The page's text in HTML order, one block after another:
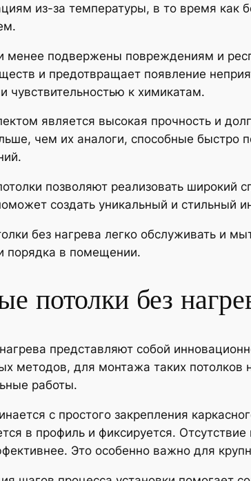
из-за температуры, в то время как
менее подвержены повреждениям и
и предотвращает появление
чувствительностью к химикатам.
является высокая прочность и
чем их аналоги, способные быстро
позволяют реализовать
создать уникальный и стильный
без нагрева легко обслуживать и
порядка в помещении.
потолки без
представляют собой
методов, для монтажа таких потолков
работы.
с простого закрепления
в профиль и фиксируется.
Это особенно важно для